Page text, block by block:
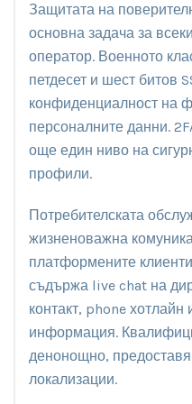
Защитата на
основна задача за
оператор. Военното
петдесет и шест битов
конфиденциалност на
персоналните данни.
още един ниво на
профили.
Потребителската
жизненоважна
платформените
съдържа live chat на
контакт, phone хотлайн
информация.
денонощно,
локализации.